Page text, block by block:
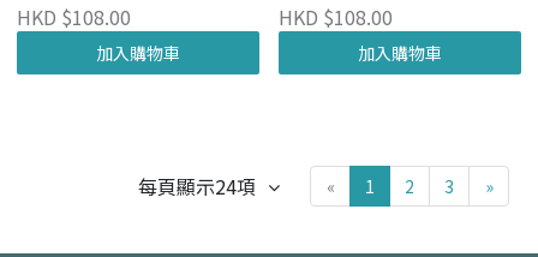
HKD $108.00
加入購物車
HKD $108.00
加入購物車
« 1 2 3 »
每頁顯示24項